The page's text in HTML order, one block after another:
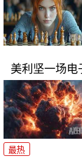
美利坚一场电
最热